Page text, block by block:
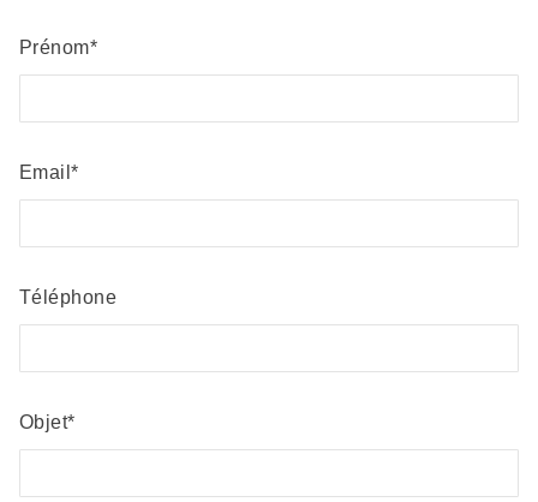
Prénom
Email
Téléphone
Objet